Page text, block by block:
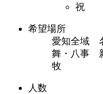
祝
希望場所
愛知全域
舞・八事
牧
人数